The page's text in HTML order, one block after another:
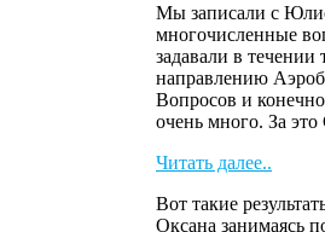
Мы записали с
многочисленные
задавали в течении
направлению
Вопросов и
очень много. За
Читать далее..
Вот такие
Оксана занимаясь